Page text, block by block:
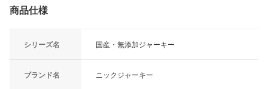
商品仕様
シリーズ名 国産・無添加ジャーキー
ブランド名 ニックジャーキー